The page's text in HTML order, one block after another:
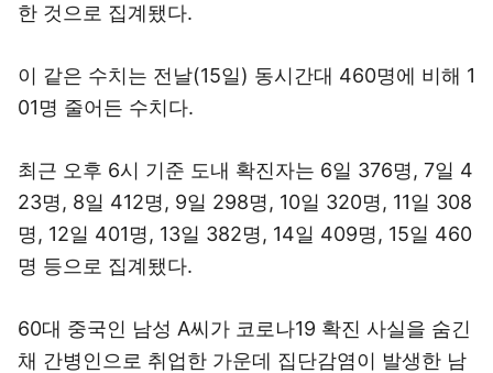
한 것으로 집계됐다.
이 같은 수치는 전날(15일) 동시간대 460명에 비해 1
01명 줄어든 수치다.
최근 오후 6시 기준 도내 확진자는 6일 376명, 7일 4
23명, 8일 412명, 9일 298명, 10일 320명, 11일 308
명, 12일 401명, 13일 382명, 14일 409명, 15일 460
명 등으로 집계됐다.
60대 중국인 남성 A씨가 코로나19 확진 사실을 숨긴
채 간병인으로 취업한 가운데 집단감염이 발생한 남